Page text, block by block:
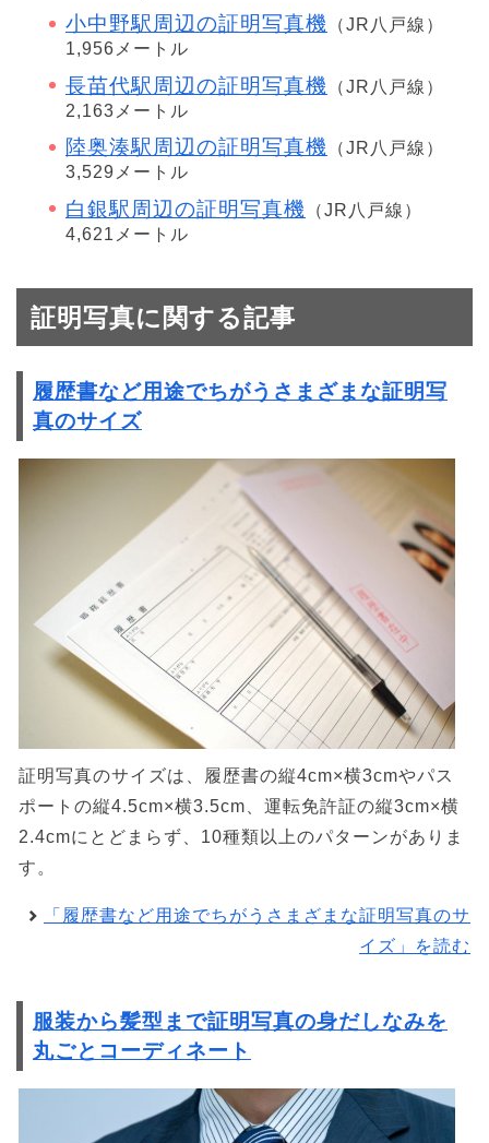
小中野駅周辺の証明写真機
（JR八戸線）
1,956メートル
長苗代駅周辺の証明写真機
（JR八戸線）
2,163メートル
陸奥湊駅周辺の証明写真機
（JR八戸線）
3,529メートル
白銀駅周辺の証明写真機
（JR八戸線）
4,621メートル
証明写真に関する記事
履歴書など用途でちがうさまざまな証明写
真のサイズ
証明写真のサイズは、履歴書の縦4cm×横3cmやパス
ポートの縦4.5cm×横3.5cm、運転免許証の縦3cm×横
2.4cmにとどまらず、10種類以上のパターンがありま
す。
「履歴書など用途でちがうさまざまな証明写真のサ
イズ」を読む
服装から髪型まで証明写真の身だしなみを
丸ごとコーディネート